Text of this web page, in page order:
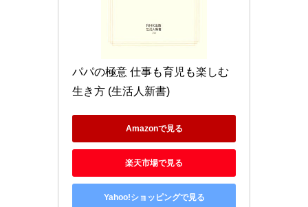
パパの極意 仕事も育児も楽しむ
生き方 (生活人新書)
Amazonで見る
楽天市場で見る
Yahoo!ショッピングで見る